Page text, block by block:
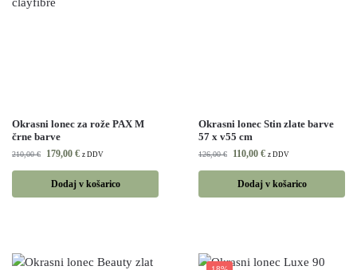
Okrasni lonec za rože PAX M
črne barve
210,00€ 179,00 € z DDV
Dodaj v košarico
Okrasni lonec Stin zlate barve
57 x v55 cm
126,00€ 110,00 € z DDV
Dodaj v košarico